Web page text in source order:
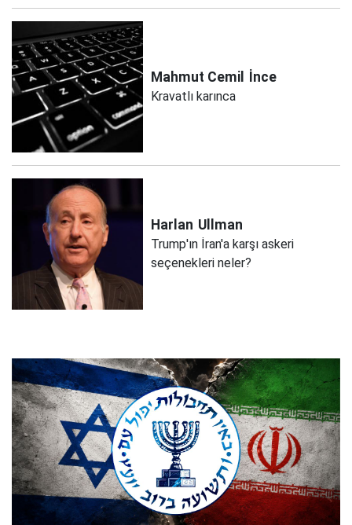
Mahmut Cemil İnce
Kravatlı karınca
Harlan Ullman
Trump'ın İran'a karşı askeri
seçenekleri neler?